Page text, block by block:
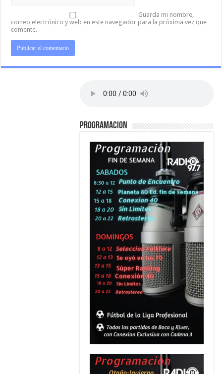
Guarda mi nombre,
correo electrónico y web en este navegador para la próxima vez que
comente.
PROGRAMACION